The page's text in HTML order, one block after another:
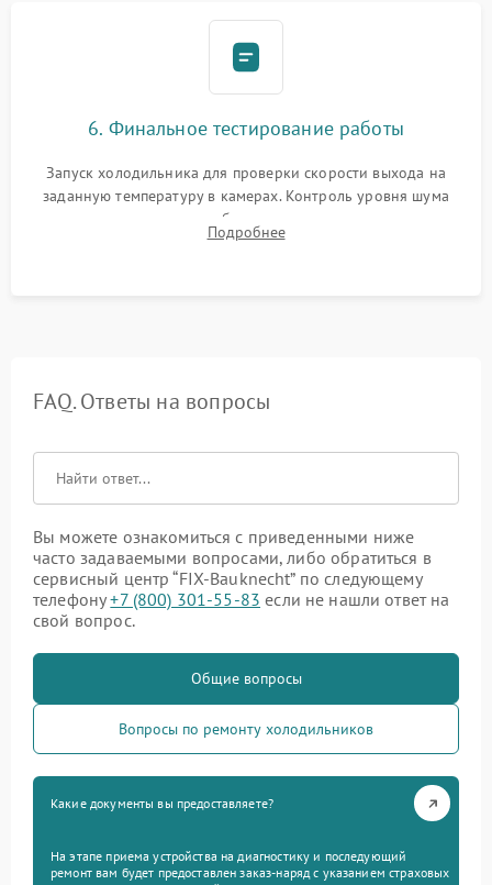
6. Финальное тестирование работы
Запуск холодильника для проверки скорости выхода на
заданную температуру в камерах. Контроль уровня шума
компрессора, отсутствия обмерзания стенок и корректного
срабатывания системы автоматической оттайки.
Подробнее
FAQ. Ответы на вопросы
Вы можете ознакомиться с приведенными ниже
часто задаваемыми вопросами, либо обратиться в
сервисный центр “FIX-Bauknecht” по следующему
телефону+7 (800) 301-55-83 если не нашли ответ на
свой вопрос.
Общие вопросы
Вопросы по ремонту холодильников
Какие документы вы предоставляете?
На этапе приема устройства на диагностику и последующий
ремонт вам будет предоставлен заказ-наряд с указанием страховых